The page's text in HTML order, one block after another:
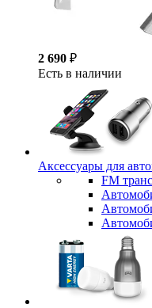
2 690 ₽
Есть в наличии
Аксессуары для
FM